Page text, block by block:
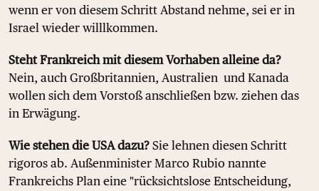
wenn er von diesem Schritt Abstand nehme, sei er in
Israel wieder willlkommen.
Steht Frankreich mit diesem Vorhaben alleine da?
Nein, auch Großbritannien, Australien und Kanada
wollen sich dem Vorstoß anschließen bzw. ziehen das
in Erwägung.
Wie stehen die USA dazu? Sie lehnen diesen Schritt
rigoros ab. Außenminister Marco Rubio nannte
Frankreichs Plan eine "rücksichtslose Entscheidung,